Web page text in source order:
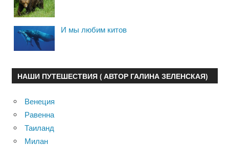
И мы любим китов
НАШИ ПУТЕШЕСТВИЯ ( АВТОР ГАЛИНА ЗЕЛЕНСКАЯ)
Венеция
Равенна
Таиланд
Милан